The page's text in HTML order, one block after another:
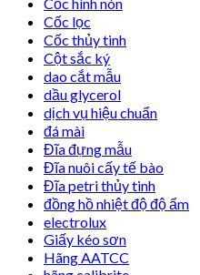
Cốc hình nón
Cốc lọc
Cốc thủy tinh
Cột sắc ký
dao cắt mẫu
dầu glycerol
dịch vụ hiệu chuẩn
đá mài
Đĩa đựng mẫu
Đĩa nuôi cấy tế bào
Đĩa petri thủy tinh
đồng hồ nhiệt độ độ ẩm
electrolux
Giấy kéo sơn
Hãng AATCC